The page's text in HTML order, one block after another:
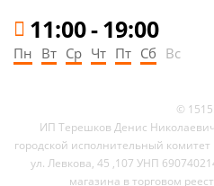
11:00-19:00
Пн Вт Ср Чт Пт Сб Вс
©
ИП Терешков Денис
городской исполнительный
ул. Левкова, 45 ,107 УНП
магазина в торговом